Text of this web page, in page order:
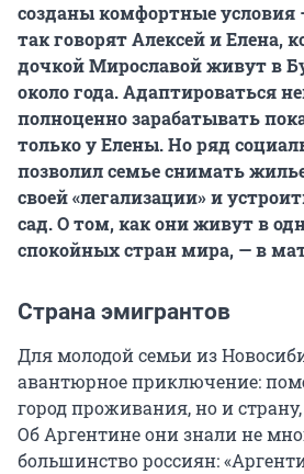
созданы комфортные условия
так говорят Алексей и Елена,
дочкой Мирославой живут в
около года. Адаптироваться
полноценно зарабатывать
только у Елены. Но ряд
позволил семье снимать
своей «легализации» и
сад. О том, как они живут в
спокойных стран мира, — в
Страна эмигрантов
Для молодой семьи из
авантюрное приключение:
город проживания, но и
Об Аргентине они знали не
большинство россиян: